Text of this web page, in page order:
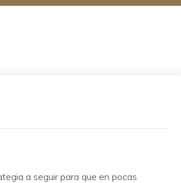
a seguir para que en pocas